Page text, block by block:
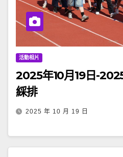
活動相片
2025年10月19日-
綵排
2025 年 10 月 19 日